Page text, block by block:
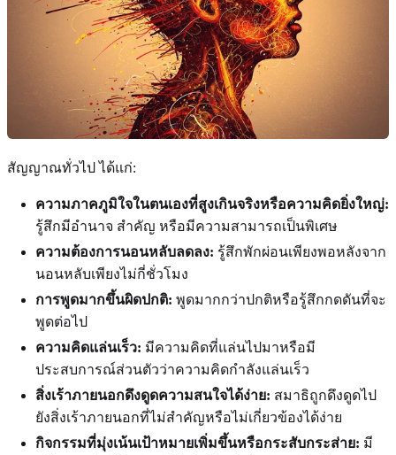
สัญญาณทั่วไป ได้แก่:
ความภาคภูมิใจในตนเองที่สูงเกินจริงหรือความคิดยิ่งใหญ่:
รู้สึกมีอำนาจ สำคัญ หรือมีความสามารถเป็นพิเศษ
ความต้องการนอนหลับลดลง: รู้สึกพักผ่อนเพียงพอหลังจาก
นอนหลับเพียงไม่กี่ชั่วโมง
การพูดมากขึ้นผิดปกติ: พูดมากกว่าปกติหรือรู้สึกกดดันที่จะ
พูดต่อไป
ความคิดแล่นเร็ว: มีความคิดที่แล่นไปมาหรือมี
ประสบการณ์ส่วนตัวว่าความคิดกำลังแล่นเร็ว
สิ่งเร้าภายนอกดึงดูดความสนใจได้ง่าย: สมาธิถูกดึงดูดไป
ยังสิ่งเร้าภายนอกที่ไม่สำคัญหรือไม่เกี่ยวข้องได้ง่าย
กิจกรรมที่มุ่งเน้นเป้าหมายเพิ่มขึ้นหรือกระสับกระส่าย: มี